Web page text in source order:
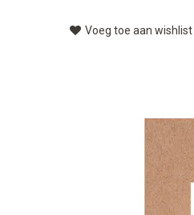
Voeg toe aan wishlist